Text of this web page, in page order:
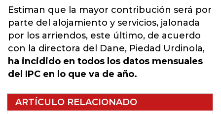
Estiman que la mayor contribución será por
parte del alojamiento y servicios, jalonada
por los arriendos, este último, de acuerdo
con la directora del Dane, Piedad Urdinola,
ha incidido en todos los datos mensuales
del IPC en lo que va de año.
ARTÍCULO RELACIONADO